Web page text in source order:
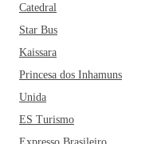
Catedral
Star Bus
Kaissara
Princesa dos Inhamuns
Unida
ES Turismo